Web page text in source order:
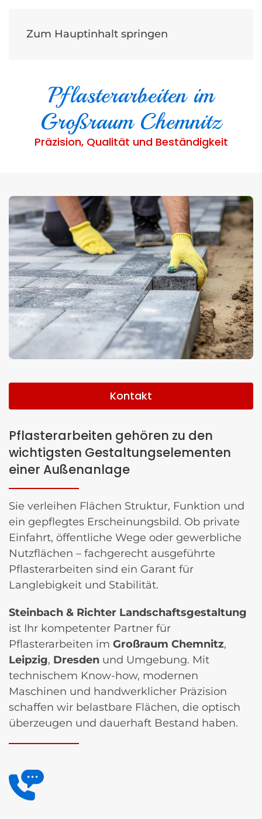
Zum Hauptinhalt springen
Steinbach & Richter GbR
Pflasterarbeiten im
Großraum Chemnitz
Präzision, Qualität und Beständigkeit
Kontakt
Pflasterarbeiten gehören zu den
wichtigsten Gestaltungselementen
einer Außenanlage
Sie verleihen Flächen Struktur, Funktion und
ein gepflegtes Erscheinungsbild. Ob private
Einfahrt, öffentliche Wege oder gewerbliche
Nutzflächen – fachgerecht ausgeführte
Pflasterarbeiten sind ein Garant für
Langlebigkeit und Stabilität.
Steinbach & Richter Landschaftsgestaltung
ist Ihr kompetenter Partner für
Pflasterarbeiten im Großraum Chemnitz,
Leipzig, Dresden und Umgebung. Mit
technischem Know-how, modernen
Maschinen und handwerklicher Präzision
schaffen wir belastbare Flächen, die optisch
überzeugen und dauerhaft Bestand haben.